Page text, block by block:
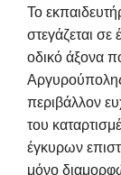
Το
στεγάζεται σε
οδικό άξονα
περιβάλλον
του
έγκυρων
μόνο